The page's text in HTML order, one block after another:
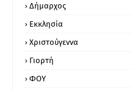
Δήμαρχος
Εκκλησία
Χριστούγεννα
Γιορτή
ΦΟΥ